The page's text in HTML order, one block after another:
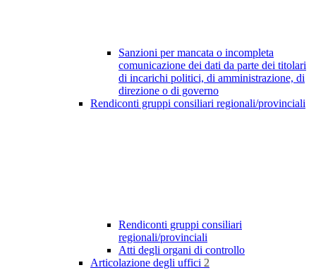
Sanzioni per mancata o incompleta
comunicazione dei dati da parte dei titolari
di incarichi politici, di amministrazione, di
direzione o di governo
Rendiconti gruppi consiliari regionali/provinciali
Rendiconti gruppi consiliari
regionali/provinciali
Atti degli organi di controllo
Articolazione degli uffici 2